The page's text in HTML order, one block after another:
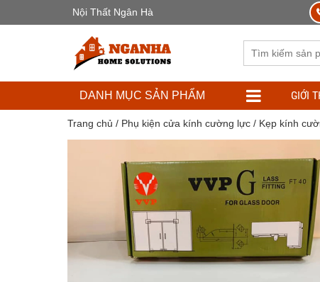
Nội Thất Ngân Hà
DANH MỤC SẢN PHẨM GIỚI
Trang chủ / Phụ kiện cửa kính cường lực/ Kẹp kính